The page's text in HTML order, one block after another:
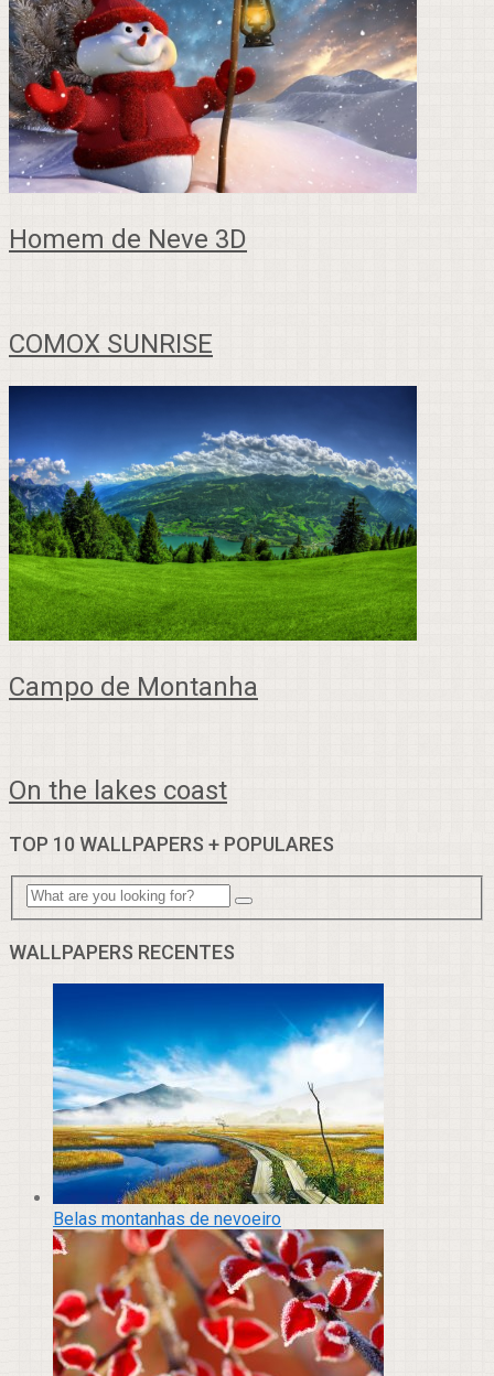
Homem de Neve 3D
COMOX SUNRISE
Campo de Montanha
On the lakes coast
TOP 10 WALLPAPERS + POPULARES
WALLPAPERS RECENTES
Belas montanhas de nevoeiro